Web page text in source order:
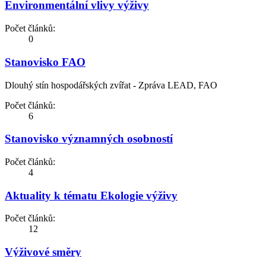
Environmentální vlivy výživy
Počet článků:
0
Stanovisko FAO
Dlouhý stín hospodářských zvířat - Zpráva LEAD, FAO
Počet článků:
6
Stanovisko významných osobností
Počet článků:
4
Aktuality k tématu Ekologie výživy
Počet článků:
12
Výživové směry